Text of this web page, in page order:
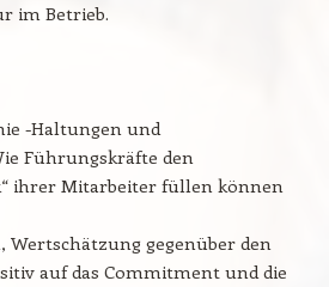
im Betrieb.
-Haltungen und
Führungskräfte den
ihrer Mitarbeiter füllen können
Wertschätzung gegenüber den
auf das Commitment und die